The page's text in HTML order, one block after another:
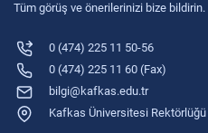
Tüm görüş ve önerilerinizi bize bildirin.
0 (474) 225 11 50-56
0 (474) 225 11 60 (Fax)
bilgi@kafkas.edu.tr
Kafkas Üniversitesi